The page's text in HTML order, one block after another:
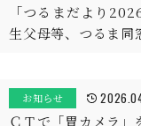
「つるまだより
生父母等、つるま同
お知らせ
ＣＴで「胃カメラ